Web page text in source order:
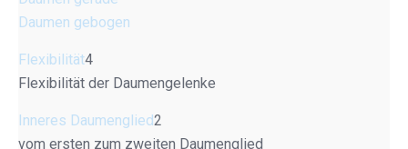
Daumen gebogen
Flexibilität4
Flexibilität der Daumengelenke
Inneres Daumenglied2
vom ersten zum zweiten Daumenglied